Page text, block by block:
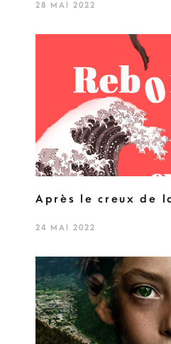
28 MAI 2022
Après le creux de
24 MAI 2022